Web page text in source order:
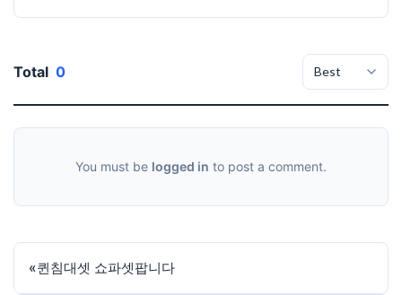
Total 0
You must be logged in to post a comment.
«퀸침대셋 쇼파셋팝니다